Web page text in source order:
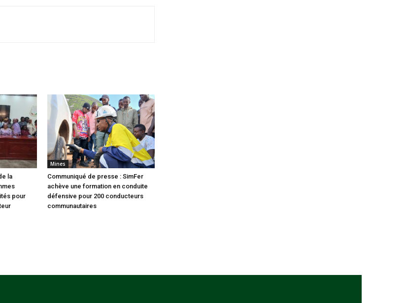
la
pour
Mines
Communiqué de presse : SimFer
achève une formation en conduite
défensive pour 200 conducteurs
communautaires